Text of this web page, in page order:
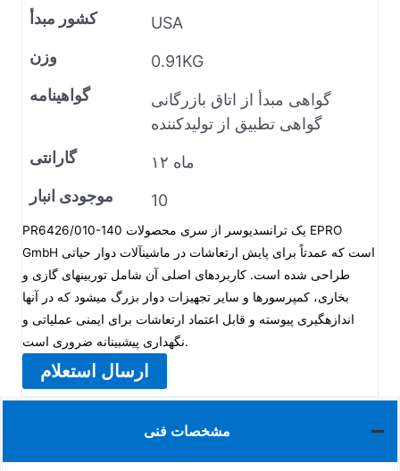
کشور مبدأ
USA
وزن
0.91KG
گواهینامه
گواهی مبدأ از اتاق بازرگانی
گواهی تطبیق از تولیدکننده
گارانتی
۱۲ ماه
موجودی انبار
10
PR6426/010-140 یک ترانسدیوسر از سری محصولات EPRO
GmbH است که عمدتاً برای پایش ارتعاشات در ماشینآلات دوار حیاتی
طراحی شده است. کاربردهای اصلی آن شامل توربینهای گازی و
بخاری، کمپرسورها و سایر تجهیزات دوار بزرگ میشود که در آنها
اندازهگیری پیوسته و قابل اعتماد ارتعاشات برای ایمنی عملیاتی و
نگهداری پیشبینانه ضروری است.
ارسال استعلام
مشخصات فنی